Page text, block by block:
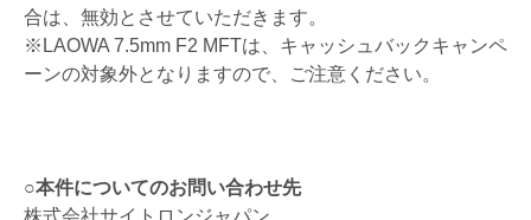
合は、無効とさせていただきます。
※LAOWA 7.5mm F2 MFTは、キャッシュバックキャンペ
ーンの対象外となりますので、ご注意ください。
○本件についてのお問い合わせ先
株式会社サイトロンジャパン